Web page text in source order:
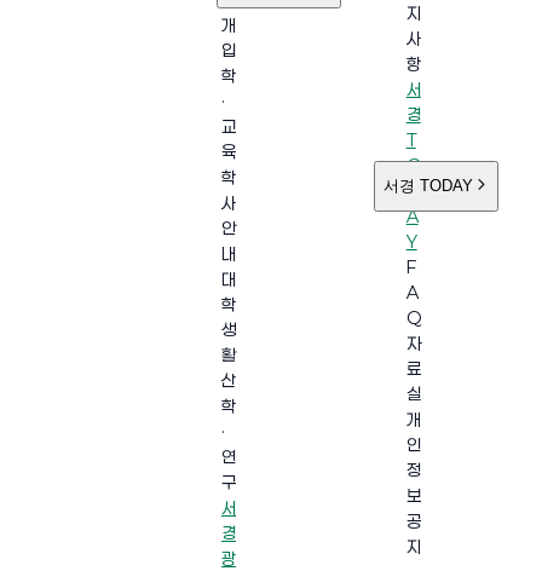
개
입
학
·
교
육
학
사
안
내
대
학
생
활
산
학
·
연
구
서
경
광
지
사
항
서
경
T
O
D
A
Y
F
A
Q
자
료
실
개
인
정
보
공
지
서경 TODAY